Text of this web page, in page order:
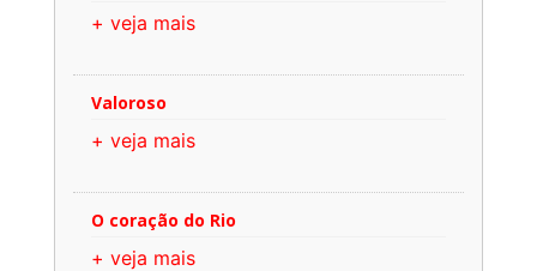
+ veja mais
Valoroso
+ veja mais
O coração do Rio
+ veja mais